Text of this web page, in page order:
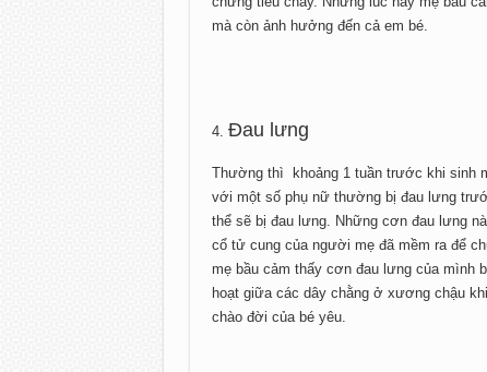
mà còn ảnh hưởng đến cả em bé.
Đau lưng
Thường thì khoảng 1 tuần trước khi sinh
với một số phụ nữ thường bị đau lưng
thể sẽ bị đau lưng. Những cơn đau lưng
cổ tử cung của người mẹ đã mềm ra để
mẹ bầu cảm thấy cơn đau lưng của mình
hoạt giữa các dây chằng ở xương chậu
chào đời của bé yêu.